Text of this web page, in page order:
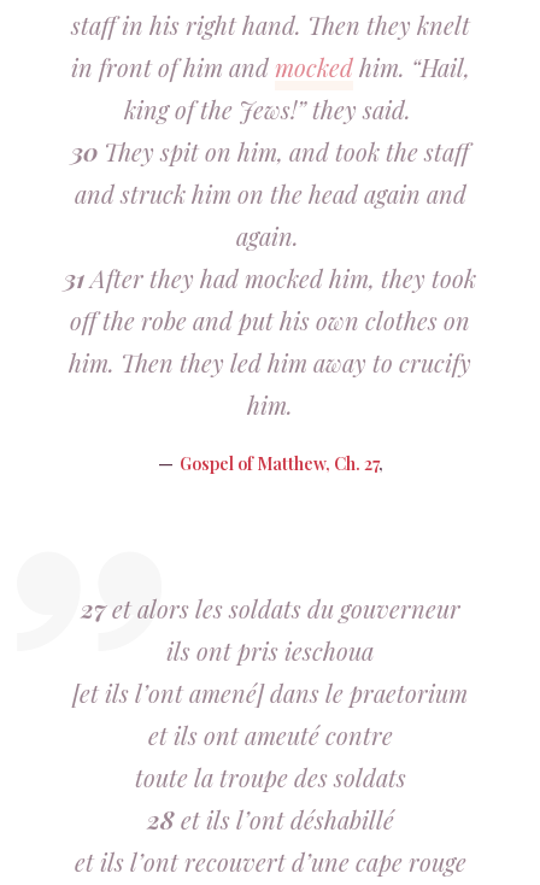
staff in his right hand. Then they knelt
in front of him and mockedhim. “Hail,
king of the Jews!” they said.
30 They spit on him, and took the staff
and struck him on the head again and
again.
31After they had mocked him, they took
off the robe and put his own clothes on
him. Then they led him away to crucify
him.
Gospel of Matthew, Ch. 27,
27 et alors les soldats du gouverneur
ils ont pris ieschoua
[et ils l’ont amené] dans le praetorium
et ils ont ameuté contre
toute la troupe des soldats
28et ils l’ont déshabillé
et ils l’ont recouvert d’une cape rouge